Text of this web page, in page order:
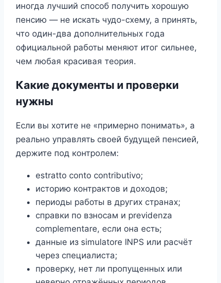
иногда лучший способ получить хорошую
пенсию — не искать чудо-схему, а принять,
что один-два дополнительных года
официальной работы меняют итог сильнее,
чем любая красивая теория.
Какие документы и проверки
нужны
Если вы хотите не «примерно понимать», а
реально управлять своей будущей пенсией,
держите под контролем:
estratto conto contributivo;
историю контрактов и доходов;
периоды работы в других странах;
справки по взносам и previdenza
complementare, если она есть;
данные из simulatore INPS или расчёт
через специалиста;
проверку, нет ли пропущенных или